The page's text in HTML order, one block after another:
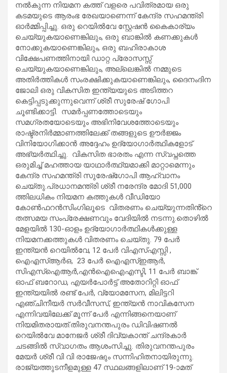
നൽകുന്ന നിയമന കത്ത് വളരെ പവിത്രമായ ഒരു
കടമയുടെ ആരംഭ രേഖയാണെന്ന് കേന്ദ്ര സഹമന്ത്രി
ഓർമ്മിപ്പിച്ചു. ഒരു റെയിൽവേ സ്റ്റേഷൻ കൈകാര്യം
ചെയ്യുകയാണെങ്കിലും, ഒരു ബാങ്കിൽ കണക്കുകൾ
നോക്കുകയാണെങ്കിലും, ഒരു ബഹിരാകാശ
വിക്ഷേപണത്തിനായി ഡാറ്റ പ്രോസസ്സ്
ചെയ്യുകയാണെങ്കിലും, അല്ലെങ്കിൽ നമ്മുടെ
അതിർത്തികൾ സംരക്ഷിക്കുകയാണെങ്കിലും, ദൈനംദിന
ജോലി ഒരു വികസിത ഇന്ത്യയുടെ അടിത്തറ
കെട്ടിപ്പടുക്കുന്നുവെന്ന് ശ്രീ സുരേഷ് ​ഗോപി
ചൂണ്ടിക്കാട്ടി. സമർപ്പണത്തോടെയും
സമഗ്രതയോടെയും അഭിനിവേശത്തോടെയും
രാഷ്ട്രനിർമ്മാണത്തിലേക്ക് തങ്ങളുടെ ഊർജ്ജം
വിനിയോ​ഗിക്കാൻ അദ്ദേഹം ഉദ്യോ​ഗാർത്ഥികളോട്
അഭ്യർത്ഥിച്ചു. വികസിത ഭാരതം എന്ന സ്വപ്നത്തെ
ഒരുമിച്ച് മഹത്തായ യാഥാർത്ഥ്യമാക്കി മാറ്റാമെന്നും
കേന്ദ്ര സഹമന്ത്രി സുരേഷ്​ഗോപി ആഹ്വാനം
ചെയ്തു.പ്രധാനമന്ത്രി ശ്രീ നരേന്ദ്ര മോദി 51,000
ത്തിലധികം നിയമന കത്തുകൾ വീഡിയോ
കോൺഫറൻസിംഗിലൂടെ വിതരണം ചെയ്യുന്നതിൻ്റെ
തത്സമയ സംപ്രേക്ഷണവും വേദിയിൽ നടന്നു.തൊഴിൽ
മേളയിൽ 130-ഓളം ഉദ്യോഗാർത്ഥികൾക്കുള്ള
നിയമനക്കത്തുകൾ വിതരണം ചെയ്തു. 79 പേർ
ഇന്ത്യൻ റെയിൽവേ, 12 പേർ വിഎസ്എസ്സി ,
ഐഎസ്ആർഒ, 23 പേർ ഐഎസ്ഇആർ,
സിഎസ്ഐആർ,എൻഐഐഎസ്ടി, 11 പേർ ബാങ്ക്
ഓഫ് ബറോഡ, എയർപോർട്ട് അതോറിറ്റി ഓഫ്
ഇന്ത്യയിൽ രണ്ട് പേർ, വ്യോമസേന, മിലിട്ടറി
എഞ്ചിനീയർ സർവീസസ്, ഇന്ത്യൻ നാവികസേന
എന്നിവയിലേക്ക് മൂന്ന് പേർ എന്നിങ്ങനെയാണ്
നിയമിതരായത്.തിരുവനന്തപുരം ഡിവിഷണൽ
റെയിൽവേ മാനേജർ ശ്രീ ദിവ്യകാന്ത് ചന്ദ്രകാർ
ചടങ്ങിൽ സ്വാ​ഗതം ആശംസിച്ചു. തിരുവനന്തപുരം
മേയർ ശ്രീ വി വി രാജേഷും സന്നിഹിതനായിരുന്നു.
രാജ്യത്തുടനീളമുള്ള 47 സ്ഥലങ്ങളിലാണ് 19-ാമത്